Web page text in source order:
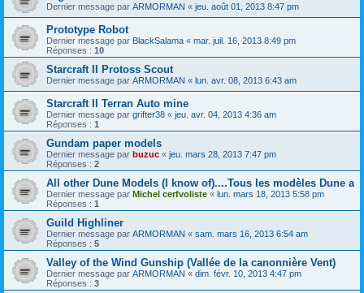
Dernier message par ARMORMAN « jeu. août 01, 2013 8:47 pm
Prototype Robot
Dernier message par BlackSalama « mar. juil. 16, 2013 8:49 pm
Réponses : 10
Starcraft II Protoss Scout
Dernier message par ARMORMAN « lun. avr. 08, 2013 6:43 am
Starcraft II Terran Auto mine
Dernier message par grifter38 « jeu. avr. 04, 2013 4:36 am
Réponses : 1
Gundam paper models
Dernier message par buzuc « jeu. mars 28, 2013 7:47 pm
Réponses : 2
All other Dune Models (I know of)....Tous les modèles Dune a
Dernier message par Michel cerfvoliste « lun. mars 18, 2013 5:58 pm
Réponses : 1
Guild Highliner
Dernier message par ARMORMAN « sam. mars 16, 2013 6:54 am
Réponses : 5
Valley of the Wind Gunship (Vallée de la canonnière Vent)
Dernier message par ARMORMAN « dim. févr. 10, 2013 4:47 pm
Réponses : 3